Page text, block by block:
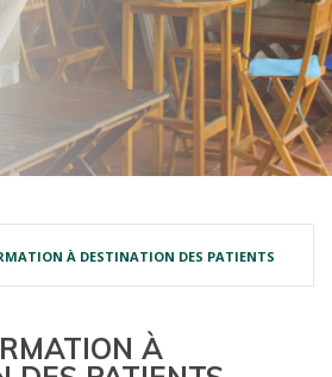
À DESTINATION DES PATIENTS
À